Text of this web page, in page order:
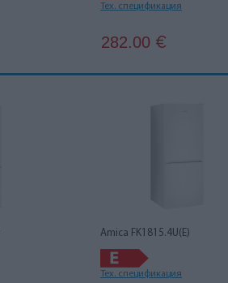
Тех. спецификация
282.00 €
Amica FK1815.4U(E)
Тех. спецификация